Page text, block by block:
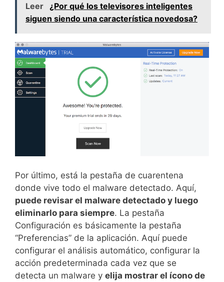
Leer
¿Por qué los televisores inteligentes
siguen siendo una característica novedosa?
Por último, está la pestaña de cuarentena
donde vive todo el malware detectado. Aquí,
puede revisar el malware detectado y luego
eliminarlo para siempre. La pestaña
Configuración es básicamente la pestaña
“Preferencias” de la aplicación. Aquí puede
configurar el análisis automático, configurar la
acción predeterminada cada vez que se
detecta un malware y elija mostrar el ícono de